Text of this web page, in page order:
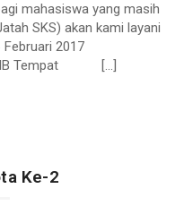
mahasiswa yang masih
SKS) akan kami layani
Februari 2017
Tempat […]
Ke-2